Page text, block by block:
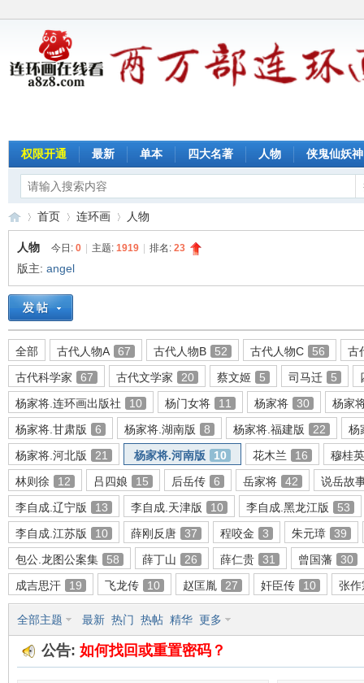
权限开通 最新 单本 四大名著 人物 侠鬼仙妖神
连
环
»
首页
›
连环画
›
人物
人物 今日: 0 主题: 1919 排名: 23
版主: angel
全部 古代人物A 67 古代人物B 52 古代人物C 56
古
古代科学家
67 古代文学家 20 蔡文姬 5 司马迁 5
杨家将.连环画出版社
10 杨门女将 11 杨家将 30
杨家
杨家将.甘肃版
6 杨家将.湖南版 8 杨家将.福建版 22
杨
杨家将.河北版
21 杨家将.河南版 10 花木兰 16
穆桂英
林则徐
12 吕四娘 15 后岳传 6 岳家将 42
说岳故
李自成.辽宁版
13 李自成.天津版 10 李自成.黑龙江版
53
李自成.江苏版
10 薛刚反唐 37 程咬金 3 朱元璋
39
包公.龙图公案集
58 薛丁山 26 薛仁贵 31 曾国藩
30
成吉思汗
19 飞龙传 10 赵匡胤 27 奸臣传 10 张作
全部主题 最新 热门 热帖 精华 更多
公告: 如何找回或重置密码？